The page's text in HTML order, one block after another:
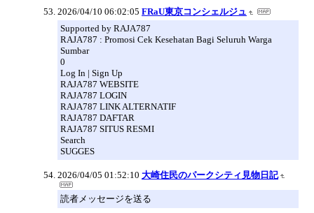
2026/04/10 06:02:05 FRaU東京コンシェルジュ
Supported by RAJA787
RAJA787 : Promosi Cek Kesehatan Bagi Seluruh Warga
Sumbar
0
Log In | Sign Up
RAJA787 WEBSITE
RAJA787 LOGIN
RAJA787 LINK ALTERNATIF
RAJA787 DAFTAR
RAJA787 SITUS RESMI
Search
SUGGES
2026/04/05 01:52:10 大崎住民のパークシティ見物日記
読者メッセージを送る